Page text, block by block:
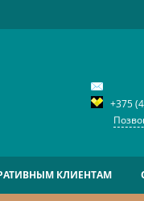
+375
КЛИЕНТАМ